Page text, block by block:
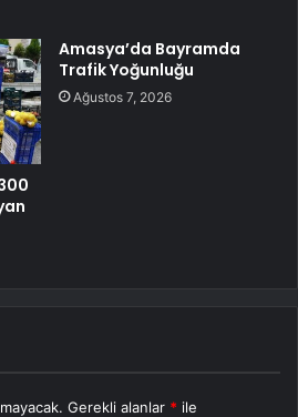
Amasya’da Bayramda
Trafik Yoğunluğu
Ağustos 7, 2026
Gerekli alanlar * ile